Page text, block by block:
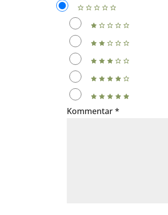
Kommentar*